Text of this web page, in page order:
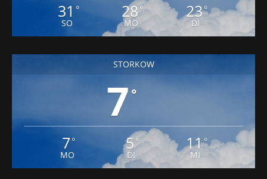
31 °
SO
28°
MO
23°
DI
STORKOW
7°
7 °
MO
5°
DI
11°
MI